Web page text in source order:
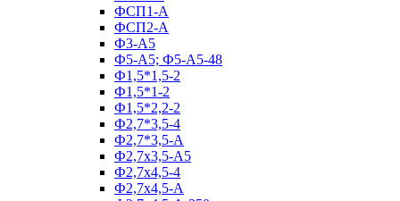
ФСП1-А
ФСП2-А
Ф3-А5
Ф5-А5; Ф5-А5-48
Ф1,5*1,5-2
Ф1,5*1-2
Ф1,5*2,2-2
Ф2,7*3,5-4
Ф2,7*3,5-А
Ф2,7х3,5-А5
Ф2,7х4,5-4
Ф2,7х4,5-А